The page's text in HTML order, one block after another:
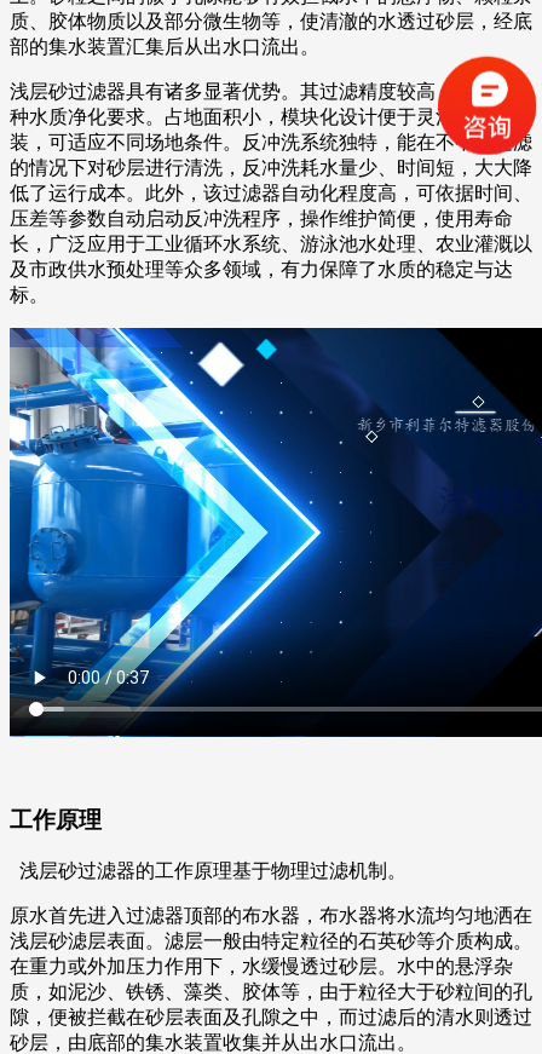
质、胶体物质以及部分微生物等，使清澈的水透过砂层，经底
部的集水装置汇集后从出水口流出。
浅层砂过滤器具有诸多显著优势。其过滤精度较高，能满足多
种水质净化要求。占地面积小，模块化设计便于灵活组合与安
装，可适应不同场地条件。反冲洗系统独特，能在不中断过滤
的情况下对砂层进行清洗，反冲洗耗水量少、时间短，大大降
低了运行成本。此外，该过滤器自动化程度高，可依据时间、
压差等参数自动启动反冲洗程序，操作维护简便，使用寿命
长，广泛应用于工业循环水系统、游泳池水处理、农业灌溉以
及市政供水预处理等众多领域，有力保障了水质的稳定与达
标。
工作原理
浅层砂过滤器的工作原理基于物理过滤机制。
原水首先进入过滤器顶部的布水器，布水器将水流均匀地洒在
浅层砂滤层表面。滤层一般由特定粒径的石英砂等介质构成。
在重力或外加压力作用下，水缓慢透过砂层。水中的悬浮杂
质，如泥沙、铁锈、藻类、胶体等，由于粒径大于砂粒间的孔
隙，便被拦截在砂层表面及孔隙之中，而过滤后的清水则透过
砂层，由底部的集水装置收集并从出水口流出。